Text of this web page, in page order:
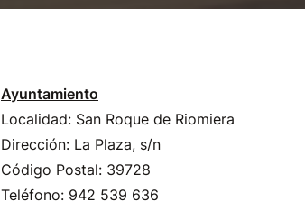
Ayuntamiento
Localidad: San Roque de Riomiera
Dirección: La Plaza, s/n
Código Postal: 39728
Teléfono: 942 539 636